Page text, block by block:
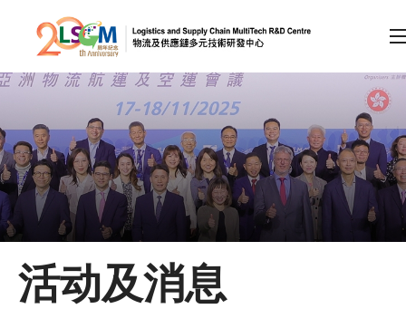
跳到内容（按回车键）
会员登录
A A EN 繁 简
主页
关于LSCM
活动及消息